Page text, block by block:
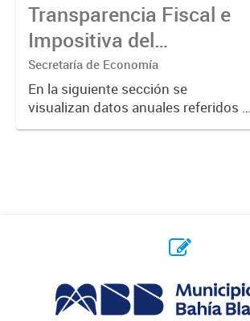
Transparencia Fiscal e
Impositiva del
Municipio. Año 2023
Secretaría de Economía
En la siguiente sección se
visualizan datos anuales referidos a
la transparencia fiscal e impositiva